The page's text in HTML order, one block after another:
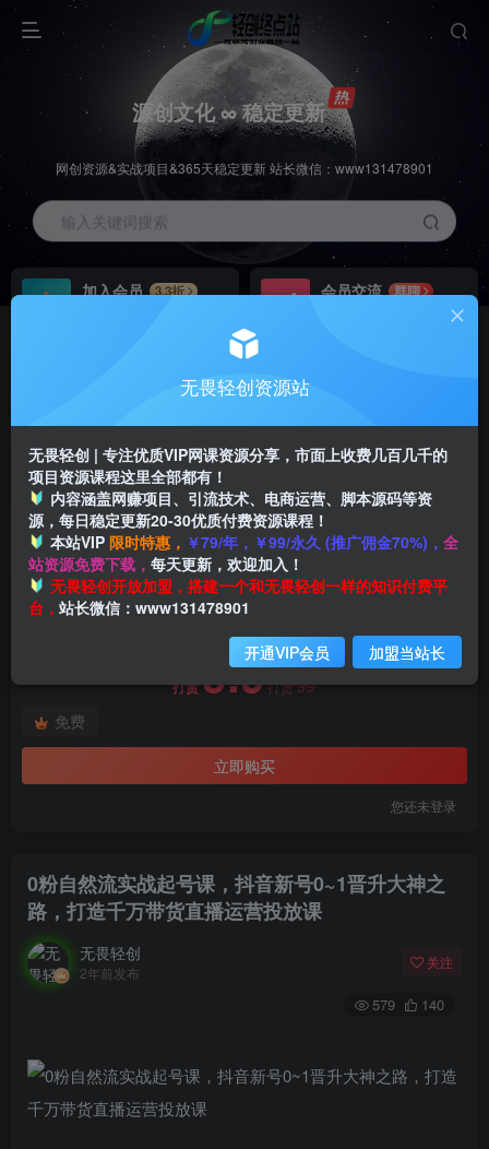
源创文化 ∞ 稳定更新
网创资源&实战项目&365天稳定更新 站长微信：www131478901
输入关键词搜索
加入会员
3.3折
会员交流
群聊
推广返佣高达70%
首页 创业课程 会员免费 正文
此内容为付费阅读，请付费后查看
打赏9.9打赏99
免费
立即购买
您还未登录
付费阅读
0粉自然流实战起号课，抖音新号0~1晋升大神之
路，打造千万带货直播运营投放课
无畏轻创
2年前发布
关注
579 140
无畏轻创资源站
无畏轻创 | 专注优质VIP网课资源分享，市面上收费几百几千的
项目资源课程这里全部都有！
内容涵盖网赚项目、引流技术、电商运营、脚本源码等资
源，每日稳定更新20-30优质付费资源课程！
本站VIP 限时特惠， ￥79/年，￥99/永久 (推广佣金70%)， 全
站资源免费下载， 每天更新，欢迎加入！
无畏轻创开放加盟，搭建一个和无畏轻创一样的知识付费平
台， 站长微信：www131478901
开通VIP会员 加盟当站长